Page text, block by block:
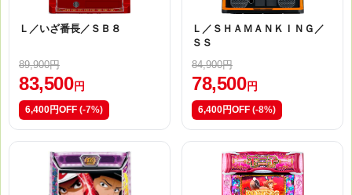
Ｌ／いざ番長／ＳＢ８
89,900円
83,500 円
6,400円OFF (-7%)
Ｌ／ＳＨＡＭＡＮＫＩＮＧ／
ＳＳ
84,900円
78,500 円
6,400円OFF (-8%)